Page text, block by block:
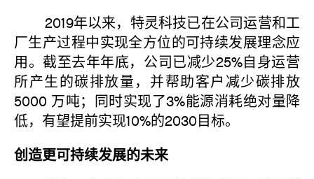
2019年以来，特灵科技已在公司运营和工
厂生产过程中实现全方位的可持续发展理念应
用。截至去年年底，公司已减少25%自身运营
所产生的碳排放量，并帮助客户减少碳排放
5000 万吨；同时实现了3%能源消耗绝对量降
低，有望提前实现10%的2030目标。
创造更可持续发展的未来